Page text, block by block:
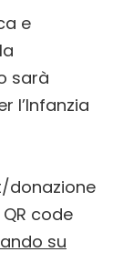
e
sarà
l’Infanzia
donazione
code
su